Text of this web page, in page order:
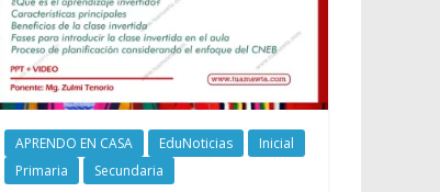
APRENDO EN CASA EduNoticias
Inicial
Primaria
Secundaria